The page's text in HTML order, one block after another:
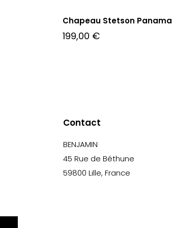
Chapeau Stetson Panama
199,00 €
Contact
BENJAMIN
45 Rue de Béthune
59800 Lille, France